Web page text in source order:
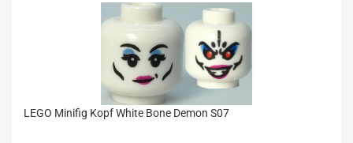
LEGO Minifig Kopf White Bone Demon S07